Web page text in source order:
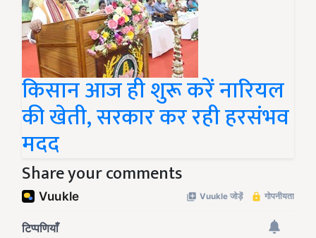
किसान आज ही शुरू करें नारियल
की खेती, सरकार कर रही हरसंभव
मदद
Share your comments